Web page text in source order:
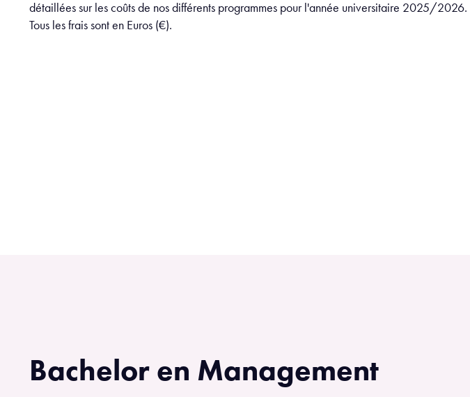
détaillées sur les coûts de nos différents programmes pour l'année universitaire 2025/2026.
Tous les frais sont en Euros (€).
Bachelor en Management